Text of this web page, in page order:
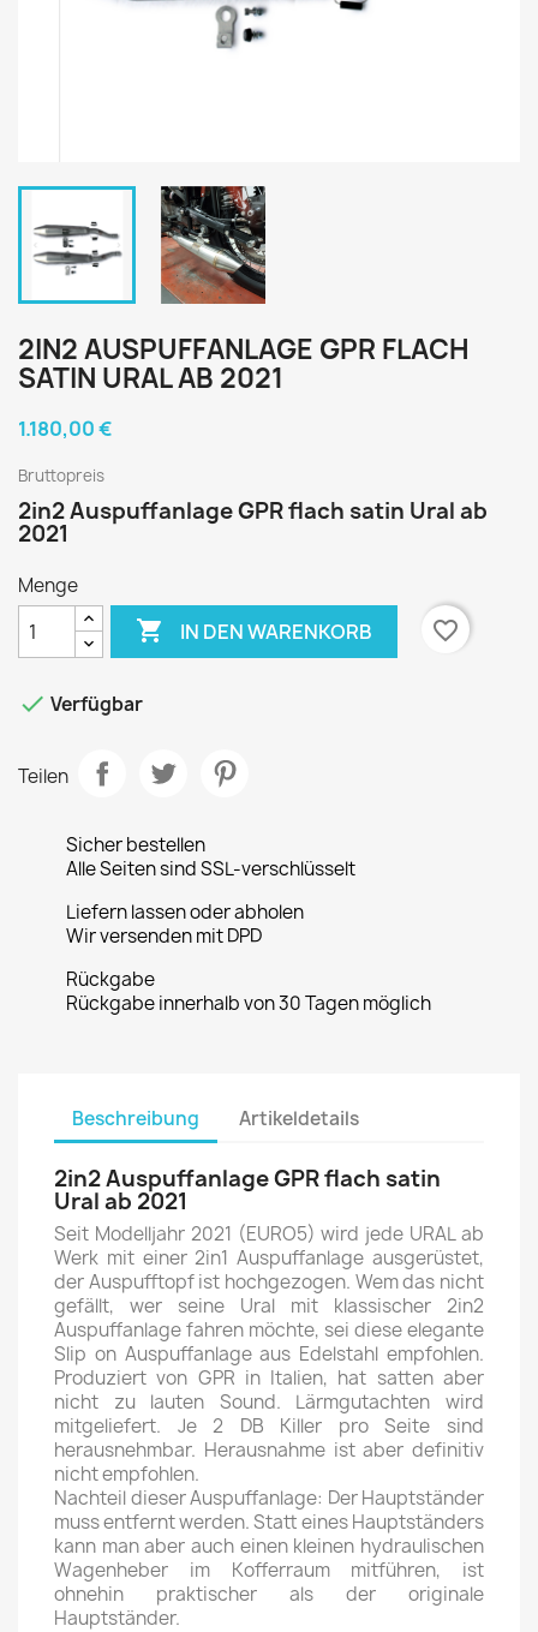
2IN2 AUSPUFFANLAGE GPR FLACH
SATIN URAL AB 2021
1.180,00 €
Bruttopreis
2in2 Auspuffanlage GPR flach satin Ural ab
2021
Menge
 IN DEN WARENKORB favorite_border
 Verfügbar
Teilen
Sicher bestellen
Alle Seiten sind SSL-verschlüsselt
Liefern lassen oder abholen
Wir versenden mit DPD
Rückgabe
Rückgabe innerhalb von 30 Tagen möglich
Beschreibung Artikeldetails
2in2 Auspuffanlage GPR flach satin
Ural ab 2021
Seit Modelljahr 2021 (EURO5) wird jede URAL ab
Werk mit einer 2in1 Auspuffanlage ausgerüstet,
der Auspufftopf ist hochgezogen. Wem das nicht
gefällt, wer seine Ural mit klassischer 2in2
Auspuffanlage fahren möchte, sei diese elegante
Slip on Auspuffanlage aus Edelstahl empfohlen.
Produziert von GPR in Italien, hat satten aber
nicht zu lauten Sound. Lärmgutachten wird
mitgeliefert. Je 2 DB Killer pro Seite sind
herausnehmbar. Herausnahme ist aber definitiv
nicht empfohlen.
Nachteil dieser Auspuffanlage: Der Hauptständer
muss entfernt werden. Statt eines Hauptständers
kann man aber auch einen kleinen hydraulischen
Wagenheber im Kofferraum mitführen, ist
ohnehin praktischer als der originale
Hauptständer.